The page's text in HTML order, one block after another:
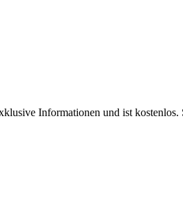
Informationen und ist